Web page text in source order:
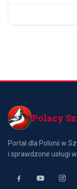
Polacy
Portal dla Polonii w
i sprawdzone usługi